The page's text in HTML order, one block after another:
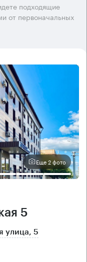
подходящие
от первоначальных
Еще 2 фото
5
улица, 5